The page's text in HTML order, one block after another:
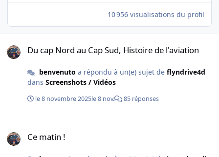
10 956 visualisations du profil
Du cap Nord au Cap Sud, Histoire de l'aviation
benvenuto a répondu à un(e) sujet de flyndrive4d
dans Screenshots / Vidéos
le 8 novembre 2025le 8 nov. 85 réponses
Ce matin !